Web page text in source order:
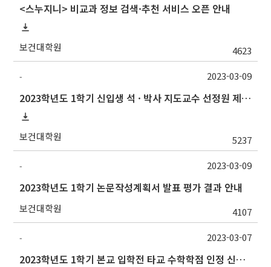
<스누지니> 비교과 정보 검색·추천 서비스 오픈 안내
보건대학원 4623
-
2023학년도 1학기 신입생 석 · 박사 지도교수 선정원 제출(Thesis Advisor)
보건대학원 5237
2023-03-09
-
2023학년도 1학기 논문작성계획서 발표 평가 결과 안내
보건대학원 4107
2023-03-09
-
2023학년도 1학기 본교 입학전 타교 수학학점 인정 신청 안내
2023-03-07